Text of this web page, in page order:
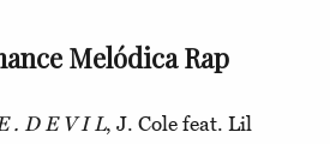
Melódica Rap
. D E V I L, J. Cole feat. Lil